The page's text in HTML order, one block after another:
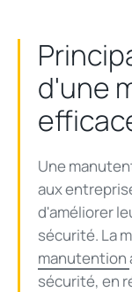
d'une
Une
aux
d'améliorer
sécurité. La
manutention
sécurité, en